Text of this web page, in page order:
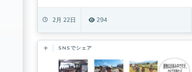
2月 22日 294
SNSでシェア